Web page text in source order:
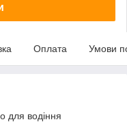
Оплата Умови
для водіння